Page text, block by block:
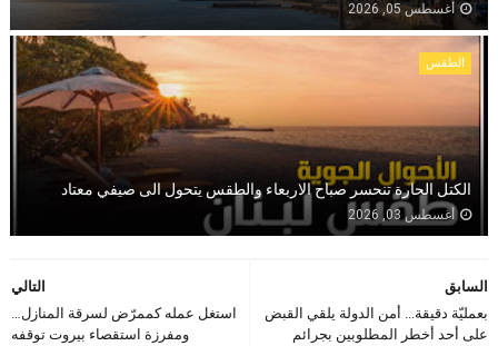
أغسطس 05, 2026
الطقس
الكتل الحارة تنحسر صباح الاربعاء والطقس يتحول الى صيفي معتاد
أغسطس 03, 2026
التالي
استغل عمله كممرّض لسرقة المنازل…
ومفرزة استقصاء بيروت توقفه
السابق
بعمليّة دقيقة... أمن الدولة يلقي القبض
على أحد أخطر المطلوبين بجرائم